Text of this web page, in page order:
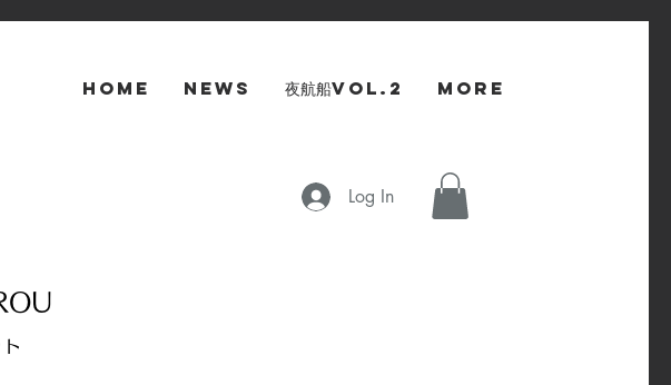
HOME NEWS 夜航船Vol.2 More
Log In